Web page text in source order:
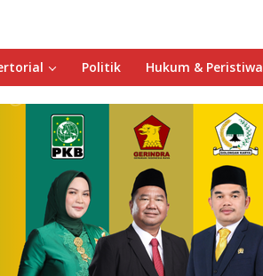
Politik Hukum & Peristiwa